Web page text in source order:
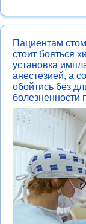
Пациентам
стоит бояться
установка
анестезией, а
обойтись без
болезненности